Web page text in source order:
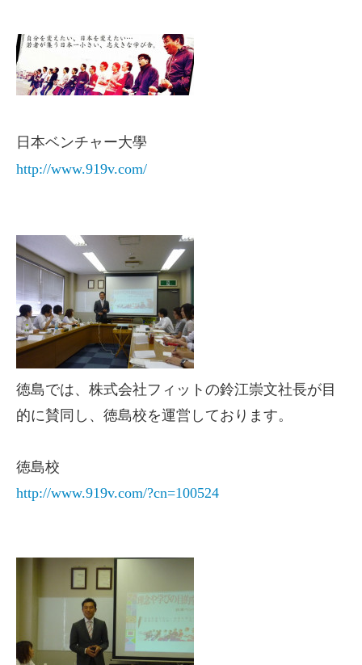
日本ベンチャー大學
http://www.919v.com/
徳島では、株式会社フィットの鈴江崇文社長が目
的に賛同し、徳島校を運営しております。
徳島校
http://www.919v.com/?cn=100524